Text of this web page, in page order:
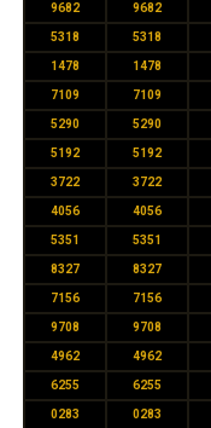
9682 9682
5318 5318
1478 1478
7109 7109
5290 5290
5192 5192
3722 3722
4056 4056
5351 5351
8327 8327
7156 7156
9708 9708
4962 4962
6255 6255
0283 0283